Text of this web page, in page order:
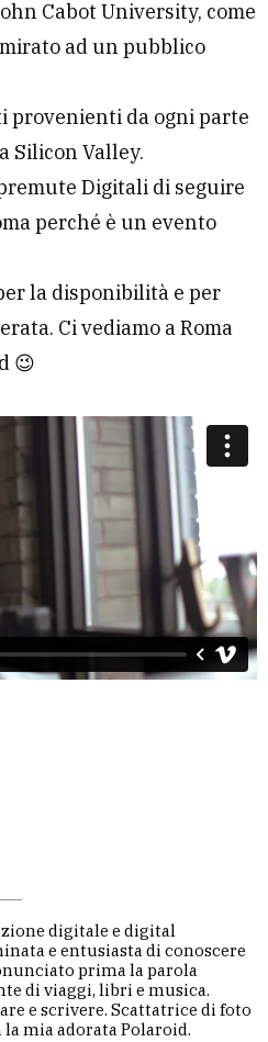
digitale e digital
e entusiasta di conoscere
prima la parola
di viaggi, libri e musica.
e scrivere. Scattatrice di foto
mia adorata Polaroid.
Cabot University, come
ad un pubblico
provenienti da ogni parte
Silicon Valley.
Digitali di seguire
perché è un evento
la disponibilità e per
Ci vediamo a Roma
😉